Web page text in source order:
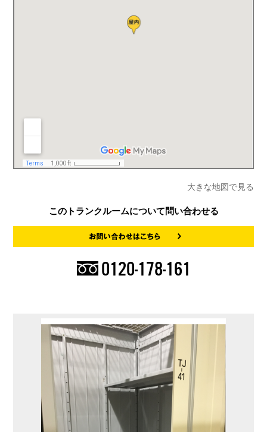
大きな地図で見る
このトランクルームについて問い合わせる
0120-178-161